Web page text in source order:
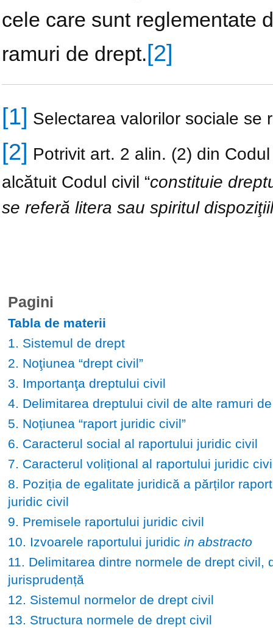
cele care sunt reglementate
ramuri de drept.[2]
[1] Selectarea valorilor sociale se
[2] Potrivit art. 2 alin. (2) din
alcătuit Codul civil “constituie
se referă litera sau spiritul
Pagini
Tabla de materii
1. Sistemul de drept
2. Noţiunea “drept civil”
3. Importanţa dreptului civil
4. Delimitarea dreptului civil de alte ramuri
5. Noțiunea “raport juridic civil”
6. Caracterul social al raportului juridic civil
7. Caracterul volițional al raportului juridic
8. Poziția de egalitate juridică a părților
juridic civil
9. Premisele raportului juridic civil
10. Izvoarele raportului juridic in abstracto
11. Delimitarea dintre normele de drept civil,
jurisprudență
12. Sistemul normelor de drept civil
13. Structura normele de drept civil